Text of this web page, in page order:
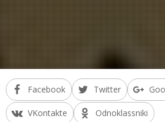
Facebook Twitter
VKontakte Odnoklassniki